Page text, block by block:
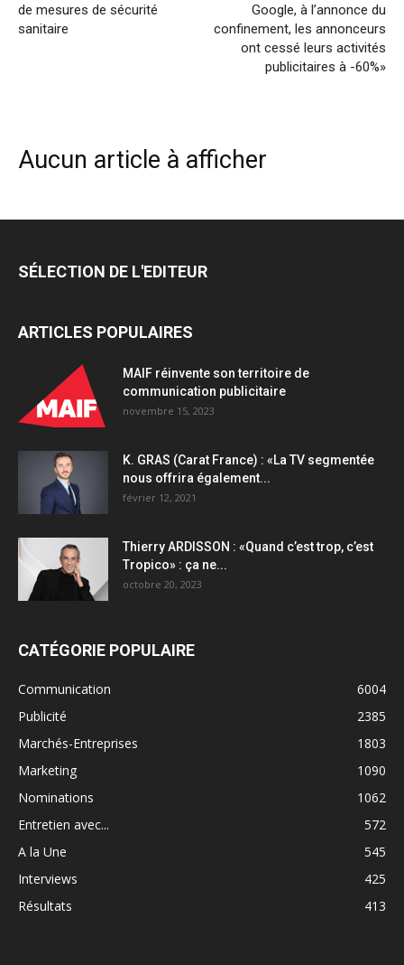
de mesures de sécurité
sanitaire
Google, à l’annonce du
confinement, les annonceurs
ont cessé leurs activités
publicitaires à -60%»
Aucun article à afficher
SÉLECTION DE L'EDITEUR
ARTICLES POPULAIRES
MAIF réinvente son territoire de
communication publicitaire
novembre 15, 2023
K. GRAS (Carat France) : «La TV segmentée
nous offrira également...
février 12, 2021
Thierry ARDISSON : «Quand c’est trop, c’est
Tropico» : ça ne...
octobre 20, 2023
CATÉGORIE POPULAIRE
Communication
6004
Publicité
2385
Marchés-Entreprises
1803
Marketing
1090
Nominations
1062
Entretien avec...
572
A la Une
545
Interviews
425
Résultats
413